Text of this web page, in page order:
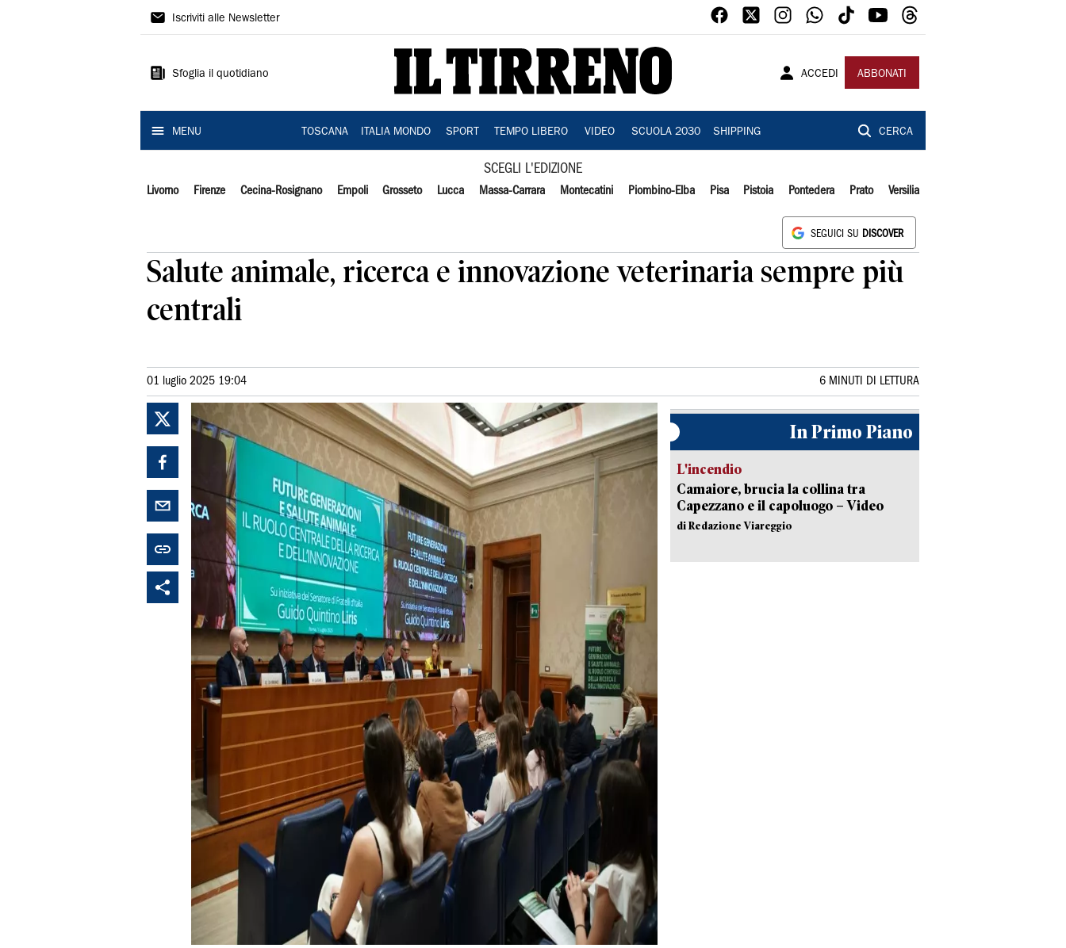
Il
Iscriviti alle Newsletter
Sfoglia il quotidiano ACCEDI ABBONATI
MENU TOSCANA ITALIA MONDO SPORT TEMPO LIBERO VIDEO SCUOLA 2030 SHIPPING CERCA
SCEGLI L'EDIZIONE
Livorno Firenze Cecina-Rosignano Empoli Grosseto Lucca Massa-Carrara Montecatini Piombino-Elba Pisa Pistoia Pontedera Prato Versilia
SEGUICI SU DISCOVER
Salute animale, ricerca e innovazione veterinaria sempre più
centrali
01 luglio 2025 19:04 6 MINUTI DI LETTURA
In Primo Piano
L'incendio
Camaiore, brucia la collina tra
Capezzano e il capoluogo – Video
di Redazione Viareggio